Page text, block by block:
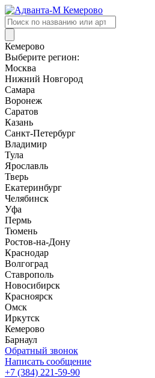
Поиск
товаров
Кемерово
Выберите регион:
Москва
Нижний Новгород
Самара
Воронеж
Саратов
Казань
Санкт-Петербург
Владимир
Тула
Ярославль
Тверь
Екатеринбург
Челябинск
Уфа
Пермь
Тюмень
Ростов-на-Дону
Краснодар
Волгоград
Ставрополь
Новосибирск
Красноярск
Омск
Иркутск
Кемерово
Барнаул
Обратный звонок
Написать сообщение
+7 (384) 221-59-90